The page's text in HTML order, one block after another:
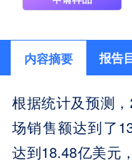
内容摘要 报告
根据统计及预测
场销售额达到了
达到18.48亿美元